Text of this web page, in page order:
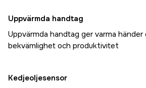
Uppvärmda handtag
Uppvärmda handtag ger varma
bekvämlighet och produktivitet
Kedjeoljesensor